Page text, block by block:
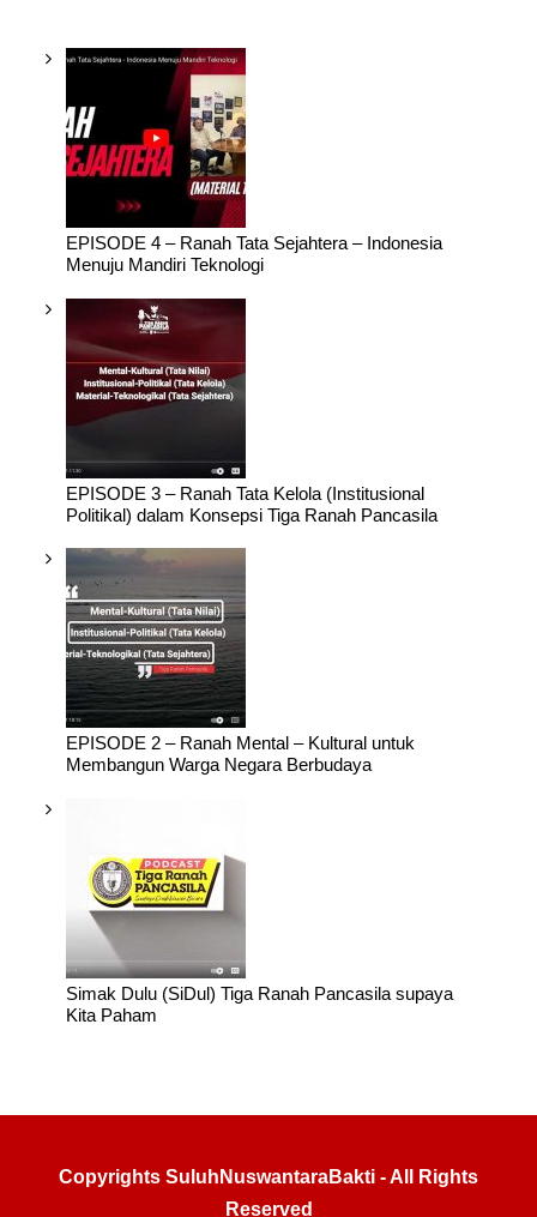
EPISODE 4 – Ranah Tata Sejahtera – Indonesia
Menuju Mandiri Teknologi
EPISODE 3 – Ranah Tata Kelola (Institusional
Politikal) dalam Konsepsi Tiga Ranah Pancasila
EPISODE 2 – Ranah Mental – Kultural untuk
Membangun Warga Negara Berbudaya
Simak Dulu (SiDul) Tiga Ranah Pancasila supaya
Kita Paham
Copyrights SuluhNuswantaraBakti - All Rights
Reserved